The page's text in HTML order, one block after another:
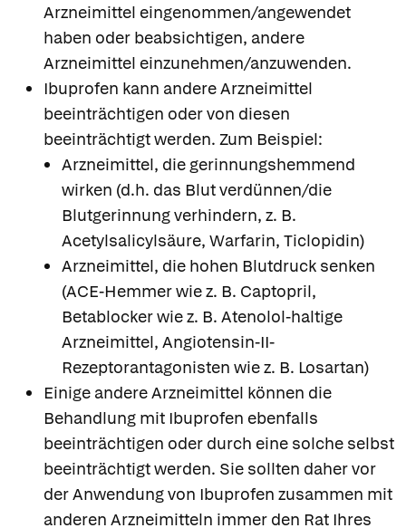
Arzneimittel eingenommen/angewendet
haben oder beabsichtigen, andere
Arzneimittel einzunehmen/anzuwenden.
Ibuprofen kann andere Arzneimittel
beeinträchtigen oder von diesen
beeinträchtigt werden. Zum Beispiel:
Arzneimittel, die gerinnungshemmend
wirken (d.h. das Blut verdünnen/die
Blutgerinnung verhindern, z. B.
Acetylsalicylsäure, Warfarin, Ticlopidin)
Arzneimittel, die hohen Blutdruck senken
(ACE-Hemmer wie z. B. Captopril,
Betablocker wie z. B. Atenolol-haltige
Arzneimittel, Angiotensin-II-
Rezeptorantagonisten wie z. B. Losartan)
Einige andere Arzneimittel können die
Behandlung mit Ibuprofen ebenfalls
beeinträchtigen oder durch eine solche selbst
beeinträchtigt werden. Sie sollten daher vor
der Anwendung von Ibuprofen zusammen mit
anderen Arzneimitteln immer den Rat Ihres